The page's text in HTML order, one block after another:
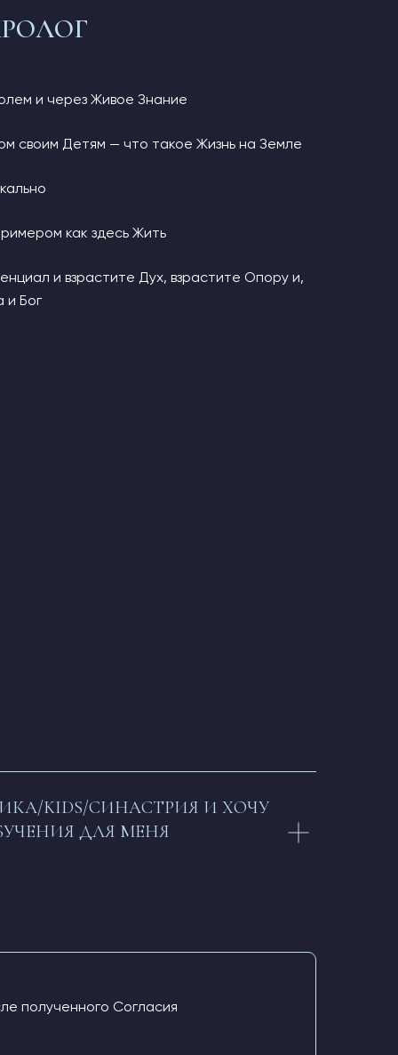
и через Живое Знание
своим Детям — что такое Жизнь на Земле
как здесь Жить
и взрастите Дух, взрастите Опору и,
и Бог
KIDS/СИНАСТРИЯ И ХОЧУ
ДЛЯ МЕНЯ
полученного Согласия